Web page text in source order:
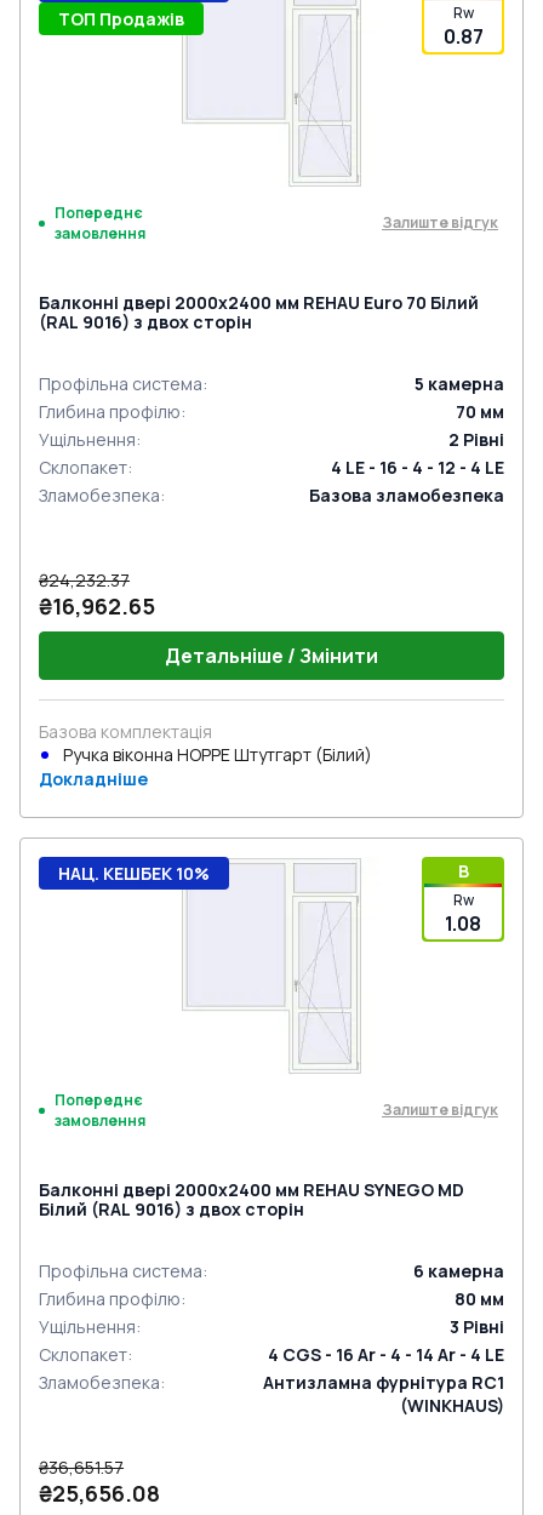
Rw
0.87
ТОП Продажів
Попереднє
замовлення
Залиште відгук
Балконні двері 2000x2400 мм REHAU Euro 70 Білий
(RAL 9016) з двох сторін
Профільна система: 5 камерна
Глибина профілю: 70 мм
Ущільнення: 2 Рівні
Склопакет:
4 LE - 16 - 4 - 12 - 4 LE
Зламобезпека: Базова зламобезпека
₴24,232.37
₴16,962.65
Детальніше / Змінити
Базова комплектація
Ручка віконна HOPPE Штутгарт (Білий)
Докладніше
B
Rw
1.08
НАЦ. КЕШБЕК 10%
Попереднє
замовлення
Залиште відгук
Балконні двері 2000x2400 мм REHAU SYNEGO MD
Білий (RAL 9016) з двох сторін
Профільна система: 6 камерна
Глибина профілю: 80 мм
Ущільнення: 3 Рівні
Склопакет:
4 CGS - 16 Ar - 4 - 14 Ar - 4 LE
Зламобезпека:
Антизламна фурнітура RC1
(WINKHAUS)
₴36,651.57
₴25,656.08